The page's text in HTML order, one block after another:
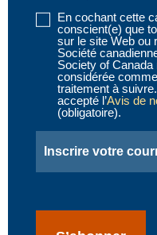
Disclaimer
(obligatoire)
En cochant cette
conscient(e) que
sur le site Web ou
Société
Society of Canada
considérée
traitement à
accepté l’Avis de
(obligatoire).
(obligatoire)